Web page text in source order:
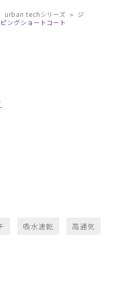
urban techシリーズ
ジ
ングショートコート
吸水速乾 高通気